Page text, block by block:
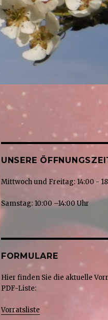
UNSERE
Mittwoch und Freitag: 14:00 -
Samstag: 10:00 –14:00 Uhr
FORMULARE
Hier finden Sie die aktuelle
PDF-Liste:
Vorratsliste